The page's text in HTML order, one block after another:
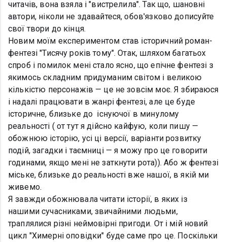
читачів, вона взяла і "вистрелила". Так що, шановні
автори, ніколи не здавайтеся, обов'язково дописуйте
свої твори до кінця.
Новим моїм експериментом став історичний роман-
фентезі "Тисячу років тому". Отак, шляхом багатьох
спроб і помилок мені стало ясно, що епічне фентезі з
якимось складним придуманим світом і великою
кількістю персонажів — це не зовсім моє. Я збираюся
і надалі працювати в жанрі фентезі, але це буде
історичне, близьке до існуючої в минулому
реальності ( от тут я дійсно кайфую, коли пишу —
обожнюю історію, усі ці версії, варіанти розвитку
подій, загадки і таємниці — я можу про це говорити
годинами, якщо мені не заткнути рота)). Або ж фентезі
міське, близьке до реальності вже нашої, в якій ми
живемо.
Я завжди обожнювала читати історії, в яких із
нашими сучасниками, звичайними людьми,
траплялися різні неймовірні пригоди. От і мій новий
цикл "Химерні оповідки" буде саме про це. Поскільки